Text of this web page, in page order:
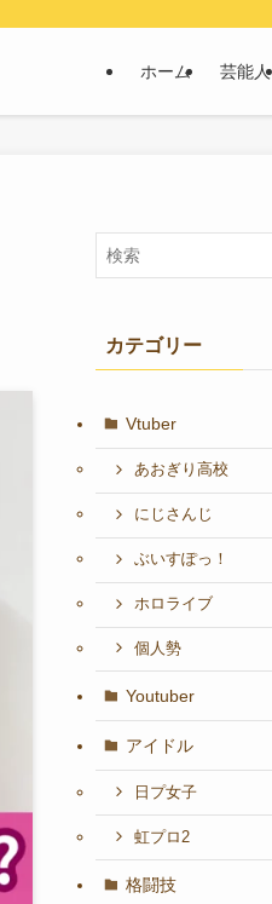
ホーム 芸能人
カテゴリー
Vtuber
あおぎり高校
にじさんじ
ぶいすぽっ！
ホロライブ
個人勢
Youtuber
アイドル
日プ女子
虹プロ2
格闘技